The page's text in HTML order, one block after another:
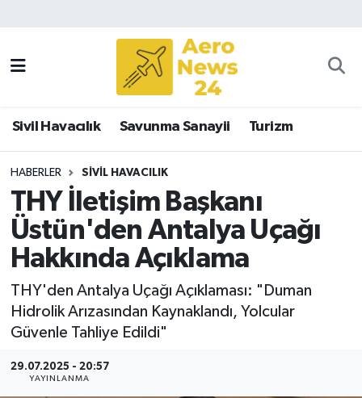
Sivil Havacılık Savunma Sanayii Turizm
HABERLER SIVIL HAVACILIK
THY İletişim Başkanı
Üstün'den Antalya Uçağı
Hakkında Açıklama
THY'den Antalya Uçağı Açıklaması: "Duman
Hidrolik Arızasından Kaynaklandı, Yolcular
Güvenle Tahliye Edildi"
29.07.2025 - 20:57
YAYINLANMA